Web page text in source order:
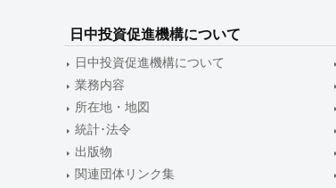
日中投資促進機構について
日中投資促進機構について
業務内容
所在地・地図
統計･法令
出版物
関連団体リンク集